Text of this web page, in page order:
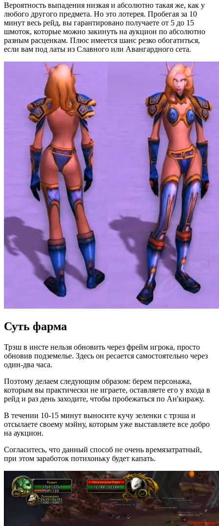
Вероятность выпадения низкая и абсолютно такая же, как у
любого другого предмета. Но это лотерея. Пробегая за 10
минут весь рейд, вы гарантировано получаете от 5 до 15
шмоток, которые можно закинуть на аукцион по абсолютно
разным расценкам. Плюс имеется шанс резко обогатиться,
если вам под латы из Славного или Авангардного сета.
Суть фарма
Трэш в инсте нельзя обновить через фрейм игрока, просто
обновив подземелье. Здесь он ресается самостоятельно через
один-два часа.
Поэтому делаем следующим образом: берем персонажа,
которым вы практически не играете, оставляете его у входа в
рейд и раз день заходите, чтобы пробежаться по Ан'киражу.
В течении 10-15 минут выносите кучу зеленки с трэша и
отсылаете своему мэйну, которым уже выставляете все добро
на аукцион.
Согласитесь, что данный способ не очень времязатратный,
при этом заработок потихоньку будет капать.